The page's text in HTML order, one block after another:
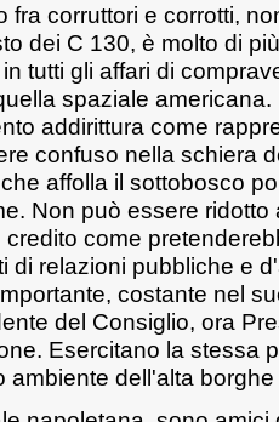
fra corruttori e corrotti,
dei C 130, è molto di
tutti gli affari di
spaziale
addirittura come
confuso nella schiera
affolla il sottobosco
Non può essere
come
di relazioni pubbliche e
costante nel
del Consiglio, ora
Esercitano la stessa
ambiente dell'alta borghe